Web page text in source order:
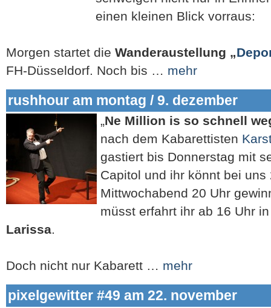
einen kleinen Blick vorraus:
Morgen startet die Wanderaustellung „
FH-Düsseldorf. Noch bis … mehr
rushhour am montag / 9. dezember
„Ne Million is so schnell
nach dem Kabarettisten
gastiert bis Donnerstag mit
Capitol und ihr könnt bei uns
Mittwochabend 20 Uhr
müsst erfahrt ihr ab 16 Uhr
Larissa.
Doch nicht nur Kabarett … mehr
pixelgewitter #49 am 22. november